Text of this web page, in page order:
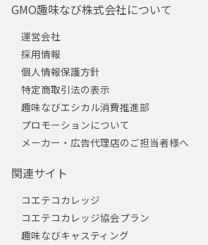
GMO趣味なび株式会社について
運営会社
採用情報
個人情報保護方針
特定商取引法の表示
趣味なびエシカル消費推進部
プロモーションについて
メーカー・広告代理店のご担当者様へ
関連サイト
コエテコカレッジ
コエテコカレッジ協会プラン
趣味なびキャスティング